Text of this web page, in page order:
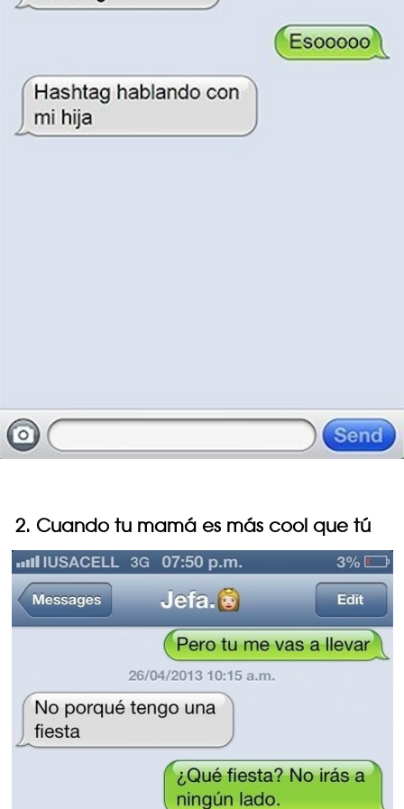
2. Cuando tu mamá es más cool que tú